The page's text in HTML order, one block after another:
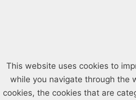
This website uses cookies to
while you navigate through the
cookies, the cookies that are